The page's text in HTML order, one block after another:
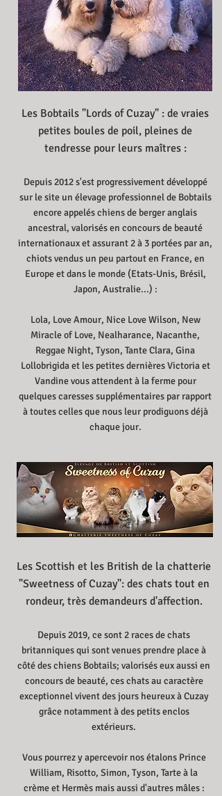
Les Bobtails "Lords of Cuzay" : de vraies
petites boules de poil, pleines de
tendresse pour leurs maîtres :
Depuis 2012 s'est progressivement développé
sur le site un élevage professionnel de Bobtails
encore appelés chiens de berger anglais
ancestral, valorisés en concours de beauté
internationaux et assurant 2 à 3 portées par an,
chiots vendus un peu partout en France, en
Europe et dans le monde (Etats-Unis, Brésil,
Japon, Australie...) :
Lola, Love Amour, Nice Love Wilson, New
Miracle of Love, Nealharance, Nacanthe,
Reggae Night, Tyson, Tante Clara, Gina
Lollobrigida et les petites dernières Victoria et
Vandine vous attendent à la ferme pour
quelques caresses supplémentaires ​​par rapport
à toutes celles que nous leur prodiguons déjà
chaque jour.
Les Scottish et les British de la chatterie
"Sweetness of Cuzay": des chats tout en
rondeur, très demandeurs d'affection.
Depuis 2019, ce sont 2 races de chats
britanniques qui sont venues prendre place à
côté des chiens Bobtails; valorisés eux aussi en
concours de beauté, ces chats au caractère
exceptionnel vivent des jours heureux à Cuzay
grâce notamment à des petits enclos
extérieurs.
Vous pourrez y apercevoir nos étalons Prince
William, Risotto, Simon, Tyson, Tarte à la
crèmeet Hermès mais aussi d'autres mâles :